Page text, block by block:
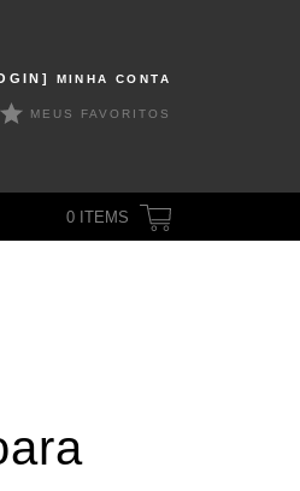
MINHA CONTA
MEUS FAVORITOS
0 ITEMS